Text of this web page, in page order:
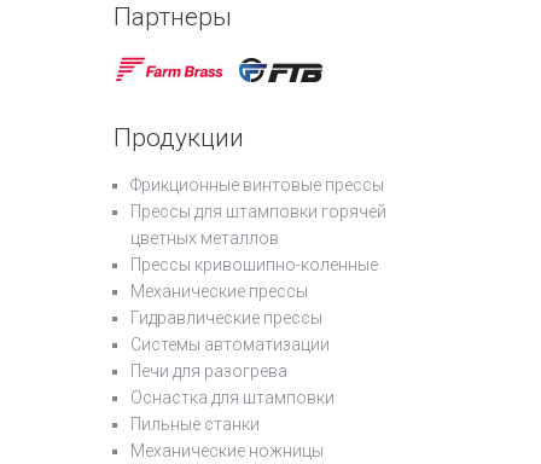
Партнеры
Продукции
Фрикционные винтовые прессы
Прессы для штамповки горячей
цветных металлов
Прессы кривошипно-коленные
Механические прессы
Гидравлические прессы
Системы автоматизации
Печи для разогрева
Оснастка для штамповки
Пильные станки
Механические ножницы